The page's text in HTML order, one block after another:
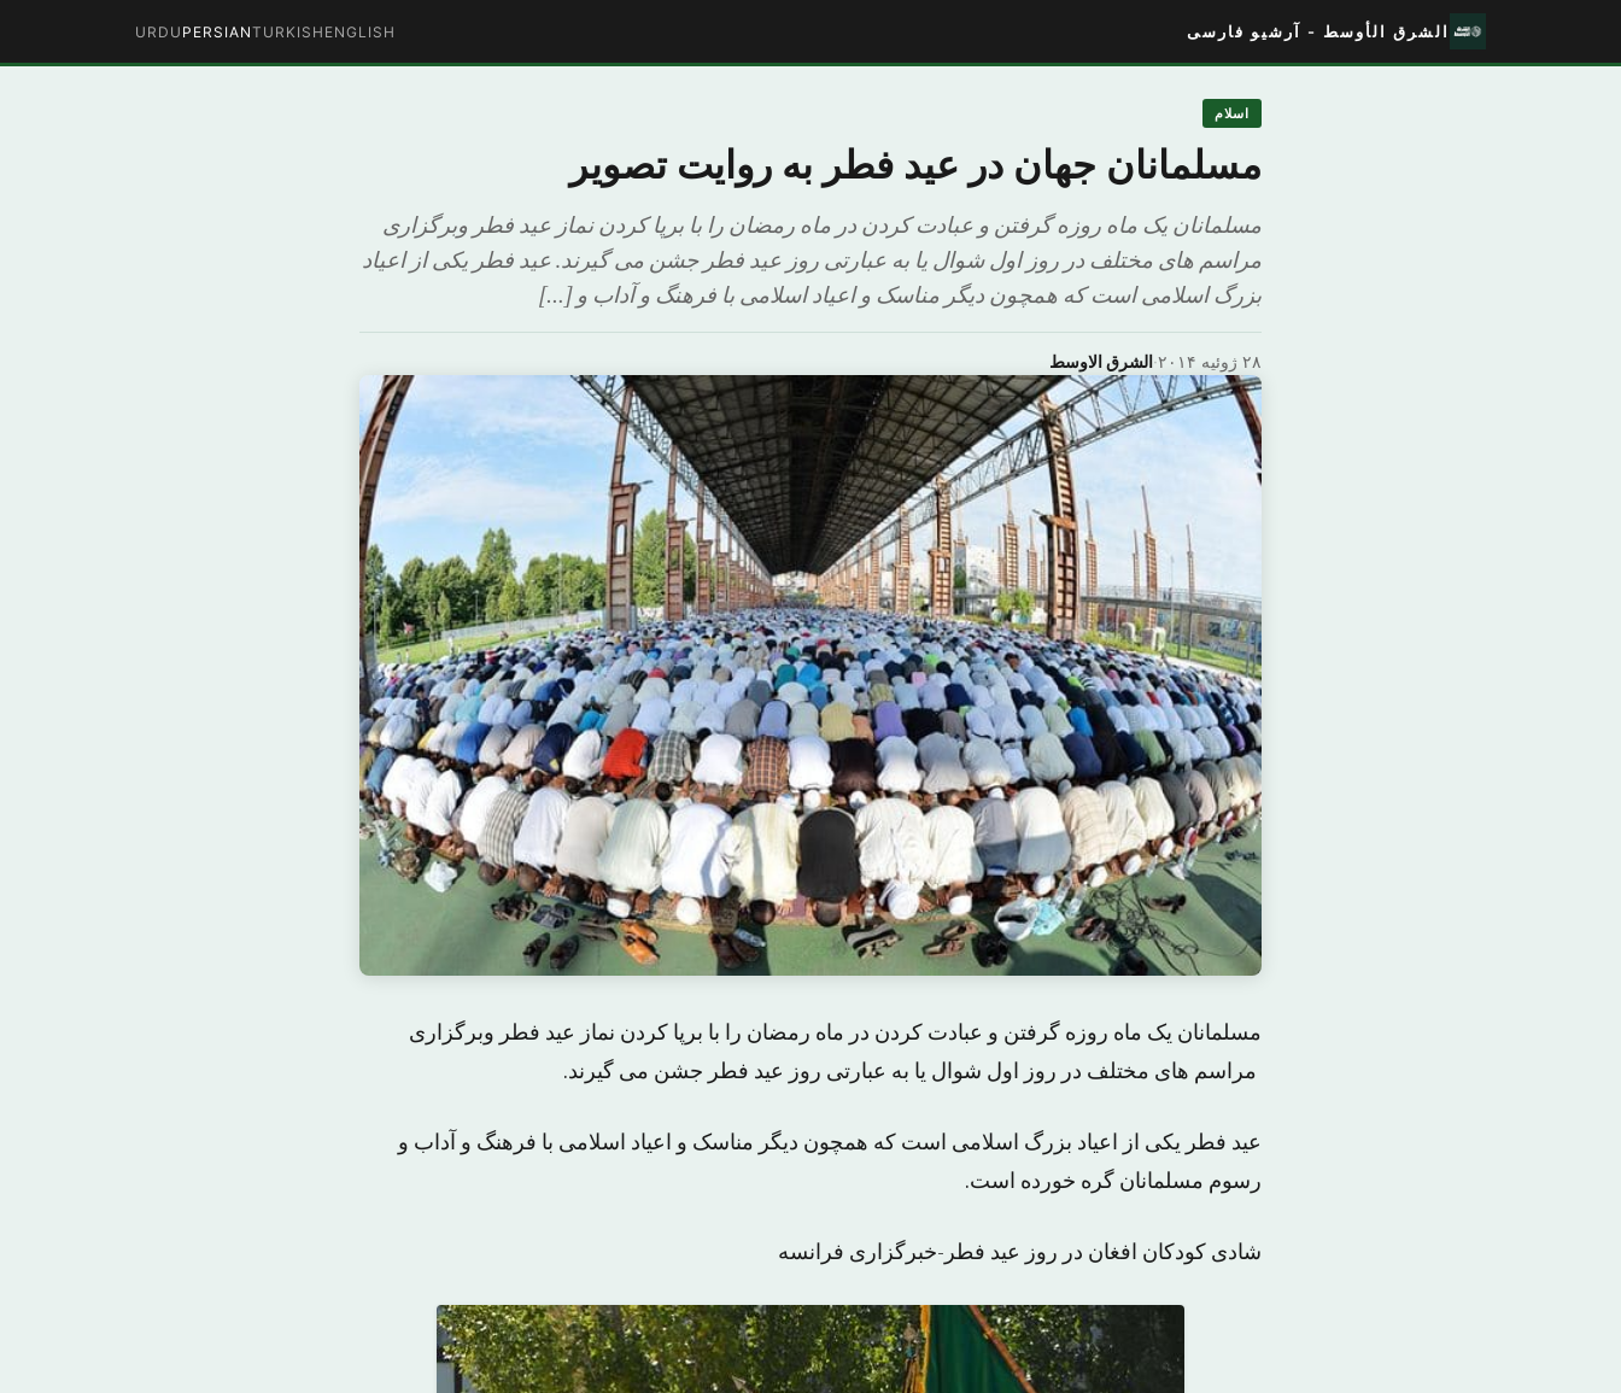
الشرق الأوسط - آرشیو فارسی ENGLISH
TURKISH
PERSIAN
URDU
اسلام
مسلمانان جهان در عید فطر به روایت تصویر
مسلمانان یک ماه روزه گرفتن و عبادت کردن در ماه رمضان را با برپا کردن نماز عید فطر وبرگزاری
مراسم های مختلف در روز اول شوال یا به عبارتی روز عید فطر جشن می گیرند. عید فطر یکی از اعیاد
بزرگ اسلامی است که همچون دیگر مناسک و اعیاد اسلامی با فرهنگ و آداب و […]
الشرق الاوسط· ۲۸ ژوئیه ۲۰۱۴
مسلمانان یک ماه روزه گرفتن و عبادت کردن در ماه رمضان را با برپا کردن نماز عید فطر وبرگزاری
مراسم های مختلف در روز اول شوال یا به عبارتی روز عید فطر جشن می گیرند.
عید فطر یکی از اعیاد بزرگ اسلامی است که همچون دیگر مناسک و اعیاد اسلامی با فرهنگ و آداب و
رسوم مسلمانان گره خورده است.
شادی کودکان افغان در روز عید فطر-خبرگزاری فرانسه